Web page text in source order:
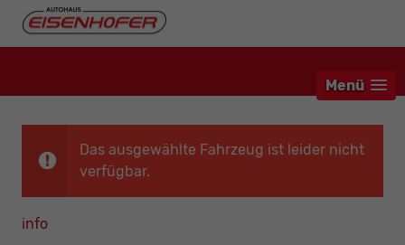
Menü
Das ausgewählte Fahrzeug ist leider nicht
verfügbar.
info